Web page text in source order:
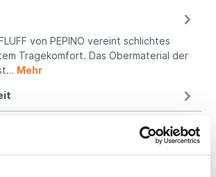
von PEPINO vereint schlichtes
Tragekomfort. Das Obermaterial der
Mehr